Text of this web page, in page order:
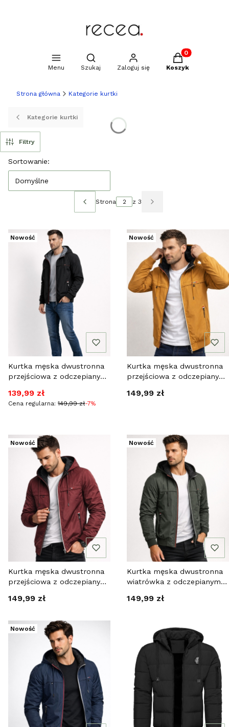
Menu
Otwórz wyszukiwarkę
Szukaj Zaloguj się
Produkty w
Koszyk
Strona główna Kategorie kurtki
Kategorie kurtki
Filtry
Lista produktów
Sortowanie:
Domyślne
Poprzednie produkty
Strona z 3 Następne produkty
Nowość
Kurtka męska dwustronna
przejściowa z odczepianym
Cena promocyjna
139,99 zł
Cena regularna: 149,99 zł-7%
Nowość
Kurtka męska dwustronna
przejściowa z odczepianym
Recea
Cena
149,99 zł
Nowość
Kurtka męska dwustronna
przejściowa z odczepianym
Cena
149,99 zł
Nowość
Kurtka męska dwustronna
wiatrówka z odczepianym
Cena
149,99 zł
Nowość